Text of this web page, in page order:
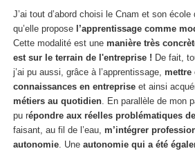
J’ai tout d’abord choisi le Cnam et son école
qu’elle propose l’apprentissage comme
Cette modalité est une manière très
est sur le terrain de l'entreprise ! De fait,
j’ai pu aussi, grâce à l’apprentissage, mettre
connaissances en entreprise et ainsi
métiers au quotidien. En parallèle de mon
pu répondre aux réelles problématiques
faisant, au fil de l’eau, m’intégrer
autonomie. Une autonomie qui a été